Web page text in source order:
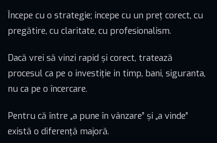
Începe cu o strategie; incepe cu un preț corect, cu
pregătire, cu claritate, cu profesionalism.
Dacă vrei să vinzi rapid și corect, tratează
procesul ca pe o investiție in timp, bani, siguranta,
nu ca pe o încercare.
Pentru că între „a pune în vânzare” și „a vinde”
există o diferență majoră.